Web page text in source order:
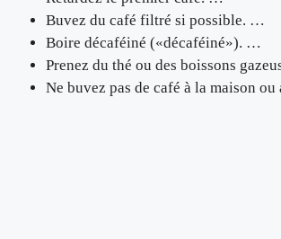
Buvez du café filtré si possible. …
Boire décaféiné («décaféiné»). …
Prenez du thé ou des boissons
Ne buvez pas de café à la maison